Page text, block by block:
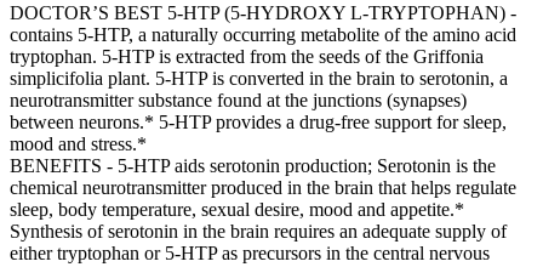
DOCTOR’S BEST 5-HTP (5-HYDROXY L-TRYPTOPHAN) -
contains 5-HTP, a naturally occurring metabolite of the amino acid
tryptophan. 5-HTP is extracted from the seeds of the Griffonia
simplicifolia plant. 5-HTP is converted in the brain to serotonin, a
neurotransmitter substance found at the junctions (synapses)
between neurons.* 5-HTP provides a drug-free support for sleep,
mood and stress.*
BENEFITS - 5-HTP aids serotonin production; Serotonin is the
chemical neurotransmitter produced in the brain that helps regulate
sleep, body temperature, sexual desire, mood and appetite.*
Synthesis of serotonin in the brain requires an adequate supply of
either tryptophan or 5-HTP as precursors in the central nervous